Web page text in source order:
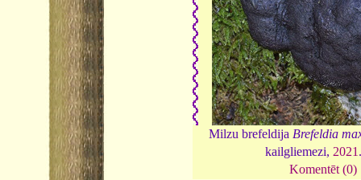
Milzu brefeldija Brefeldia
kailgliemezi, 2021
Komentēt (0)